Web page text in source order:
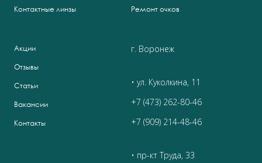
Контактные линзы Ремонт очков
Акции
Отзывы
Статьи
Вакансии
Контакты
г. Воронеж
• ул. Куколкина, 11
+7 (473) 262-80-46
+7 (909) 214-48-46
• пр-кт Труда, 33